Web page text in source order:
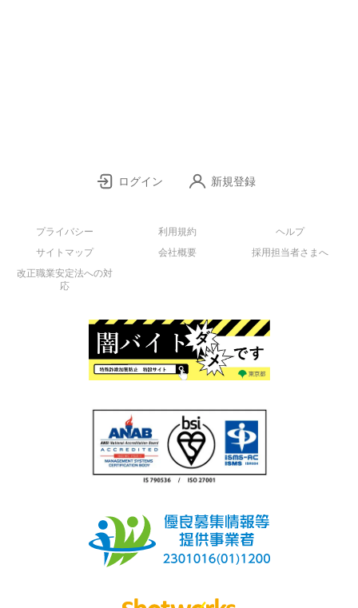
ログイン 新規登録
プライバシー 利用規約
ヘルプ
サイトマップ
会社概要
採用担当者さまへ
改正職業安定法への対
応